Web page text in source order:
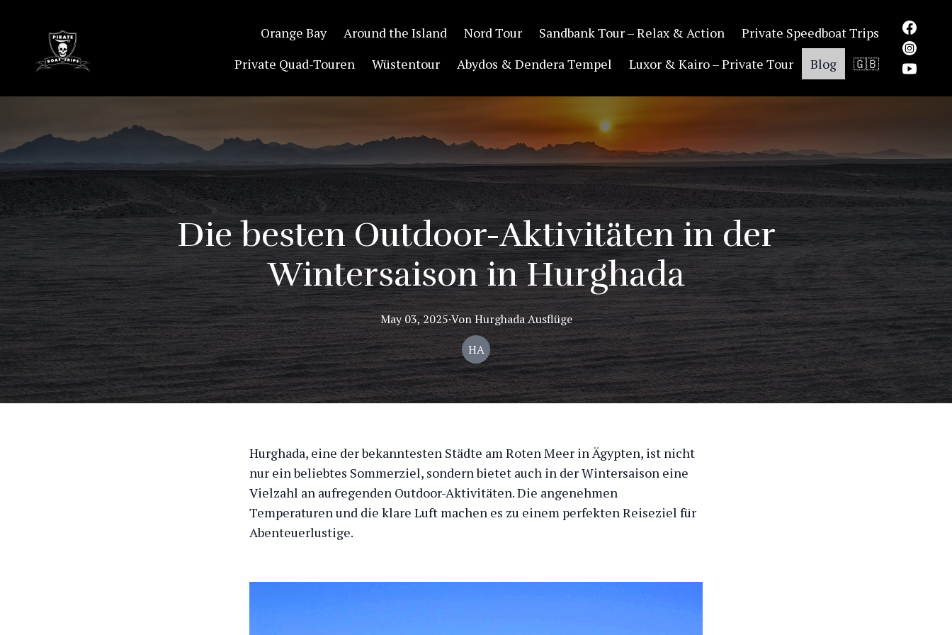
Orange Bay Around the Island Nord Tour Sandbank Tour – Relax & Action
Private Speedboat Trips
Private Quad-Touren
Wüstentour Abydos & Dendera Tempel Luxor & Kairo – Private Tour Blog 🇬🇧
Die besten Outdoor-Aktivitäten in der
Wintersaison in Hurghada
May 03, 2025·Von Hurghada Ausflüge
HA
Hurghada, eine der bekanntesten Städte am Roten Meer in Ägypten, ist nicht
nur ein beliebtes Sommerziel, sondern bietet auch in der Wintersaison eine
Vielzahl an aufregenden Outdoor-Aktivitäten. Die angenehmen
Temperaturen und die klare Luft machen es zu einem perfekten Reiseziel für
Abenteuerlustige.